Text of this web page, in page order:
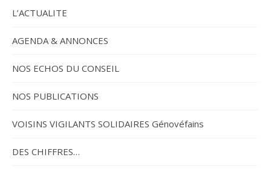
L’ACTUALITE
AGENDA & ANNONCES
NOS ECHOS DU CONSEIL
NOS PUBLICATIONS
VOISINS VIGILANTS SOLIDAIRES Génovéfains
DES CHIFFRES…